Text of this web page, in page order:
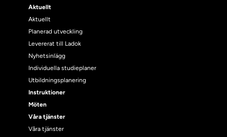
Aktuellt
Aktuellt
Planerad utveckling
Levererat till Ladok
Nyhetsinlägg
Individuella studieplaner
Utbildningsplanering
Instruktioner
Möten
Våra tjänster
Våra tjänster